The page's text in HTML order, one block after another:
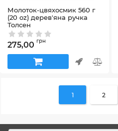
Молоток-цвяхосмик 560 г
(20 oz) дерев'яна ручка
Толсен
Артикул:42_25032
275,00 грн
1 2